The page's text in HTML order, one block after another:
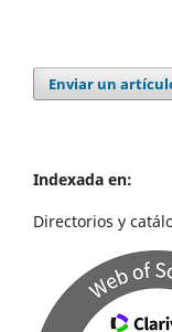
Enviar un
Indexada en:
Directorios y